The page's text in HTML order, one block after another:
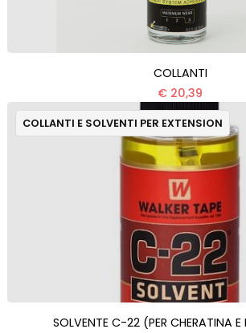
COLLANTI
€ 20,39
COLLANTI E SOLVENTI PER EXTENSION
SOLVENTE C-22 (PER CHERATINA E